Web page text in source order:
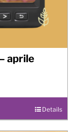
aprile
Details